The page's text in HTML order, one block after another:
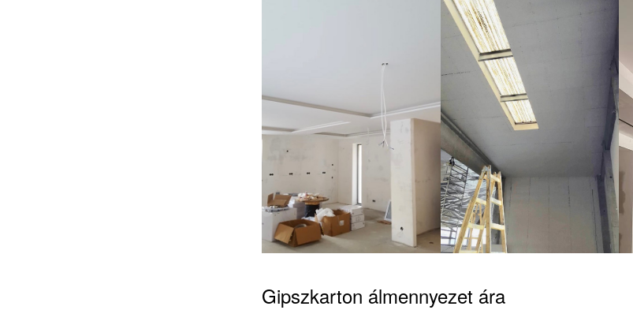
Gipszkarton álmennyezet ára